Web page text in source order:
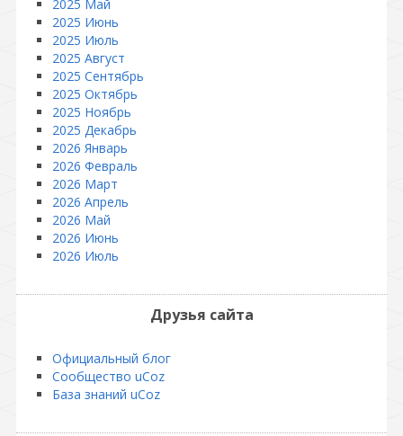
2025 Май
2025 Июнь
2025 Июль
2025 Август
2025 Сентябрь
2025 Октябрь
2025 Ноябрь
2025 Декабрь
2026 Январь
2026 Февраль
2026 Март
2026 Апрель
2026 Май
2026 Июнь
2026 Июль
Друзья сайта
Официальный блог
Сообщество uCoz
База знаний uCoz